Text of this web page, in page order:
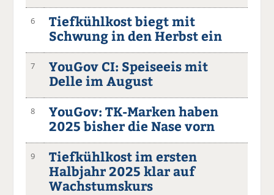
6
Tiefkühlkost biegt mit
Schwung in den Herbst ein
7
YouGov CI: Speiseeis mit
Delle im August
8
YouGov: TK-Marken haben
2025 bisher die Nase vorn
9
Tiefkühlkost im ersten
Halbjahr 2025 klar auf
Wachstumskurs